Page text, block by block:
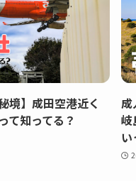
境】成田空港近く
て知ってる？
成
岐
い